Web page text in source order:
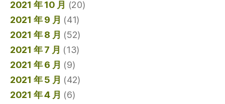
2021 年 10 月 (20)
2021 年 9 月 (41)
2021 年 8 月 (52)
2021 年 7 月 (13)
2021 年 6 月 (9)
2021 年 5 月 (42)
2021 年 4 月 (6)